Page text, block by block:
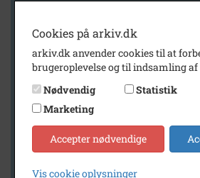
Arkiv
Lokalarkivet Alsønderup -Tjæreby
Cookies på arkiv.dk
arkiv.dk anvender cookies til at
brugeroplevelse og til indsamling
Nødvendig
Statistik
Marketing
Accepter nødvendige
Vis cookie oplysninger